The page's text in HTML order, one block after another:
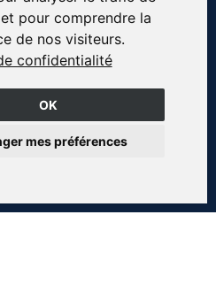
pour comprendre la
de nos visiteurs.
confidentialité
OK
mes préférences
France entière · ✅ Produits